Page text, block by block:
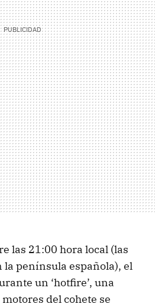
las 21:00 hora local (las
península española), el
un ‘hotfire’, una
del cohete se